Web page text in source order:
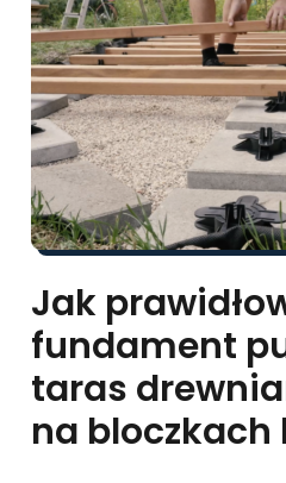
Jak
fundament
taras
na